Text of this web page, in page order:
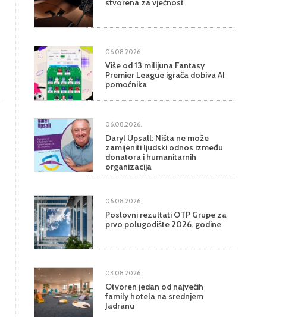
stvorena za vječnost
06.08.2026.
Više od 13 milijuna Fantasy
Premier League igrača dobiva AI
pomoćnika
06.08.2026.
Daryl Upsall: Ništa ne može
zamijeniti ljudski odnos između
donatora i humanitarnih
organizacija
06.08.2026.
Poslovni rezultati OTP Grupe za
prvo polugodište 2026. godine
03.08.2026.
Otvoren jedan od najvećih
family hotela na srednjem
Jadranu